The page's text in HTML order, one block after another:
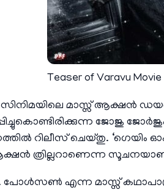
Teaser of Varavu Movie
മാസ്സ് ആക്ഷൻ
ജോജു
റിലീസ് ചെയ്തു.
ത്രില്ലറാണെന്ന
പോൾസൺ എന്ന മാസ്സ്